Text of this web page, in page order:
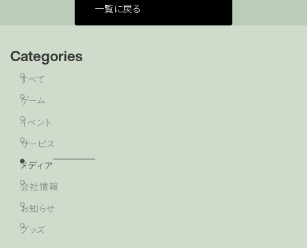
Categories
すべて
ゲーム
イベント
サービス
メディア
会社情報
お知らせ
グッズ
一覧に戻る